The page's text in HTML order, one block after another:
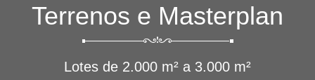
Terrenos e Masterplan
Lotes de 2.000 m² a 3.000 m²